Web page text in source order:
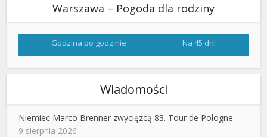
Warszawa – Pogoda dla rodziny
Godzina po godzinie Na 45 dni
Wiadomości
Niemiec Marco Brenner zwycięzcą 83. Tour de Pologne
9 sierpnia 2026